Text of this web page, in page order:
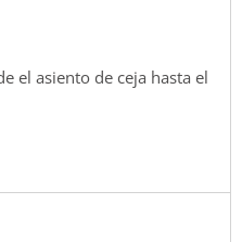
el asiento de ceja hasta el